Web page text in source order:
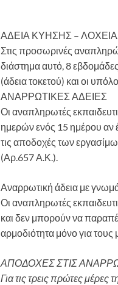
ΑΔΕΙΑ ΚΥΗΣΗΣ –
Στις προσωρινές
διάστημα αυτό, 8
(άδεια τοκετού) και οι
ΑΝΑΡΡΩΤΙΚΕΣ ΑΔΕΙΕΣ
Οι αναπληρωτές
ημερών ενός 15 ημέρου αν
τις αποδοχές των
(Αρ.657 Α.Κ.).
Αναρρωτική άδεια με
Οι αναπληρωτές
και δεν μπορούν να
αρμοδιότητα μόνο για
ΑΠΟΔΟΧΕΣ ΣΤΙΣ
Για τις τρεις πρώτες